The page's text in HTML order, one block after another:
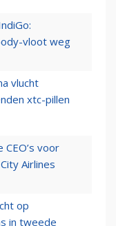
vloot weg
vlucht
xtc-pillen
CEO’s voor
Airlines
op
in tweede